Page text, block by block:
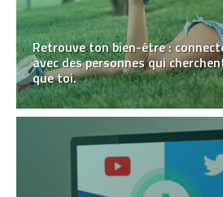
Retrouve ton bien-être :
avec des personnes qui
que toi.